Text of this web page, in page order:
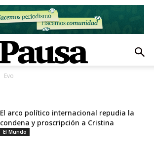
Evo
El arco político internacional repudia la
condena y proscripción a Cristina
El Mundo